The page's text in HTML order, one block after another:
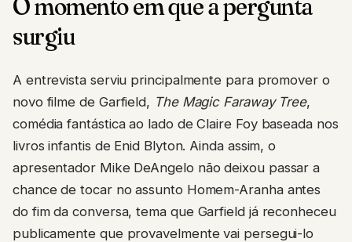
surgiu
A entrevista serviu principalmente para promover o
novo filme de Garfield, The Magic Faraway Tree,
comédia fantástica ao lado de Claire Foy baseada nos
livros infantis de Enid Blyton. Ainda assim, o
apresentador Mike DeAngelo não deixou passar a
chance de tocar no assunto Homem-Aranha antes
do fim da conversa, tema que Garfield já reconheceu
publicamente que provavelmente vai persegui-lo